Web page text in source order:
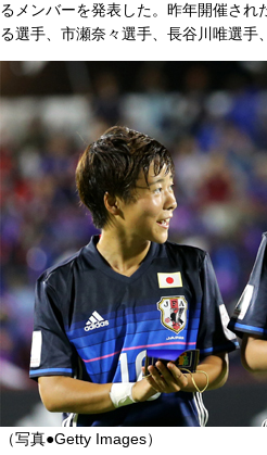
るメンバーを発表した。昨年開催さ
る選手、市瀬奈々選手、長谷川唯選手
（写真●Getty Images）